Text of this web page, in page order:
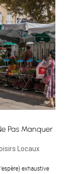
Pas Manquer
Locaux
exhaustive